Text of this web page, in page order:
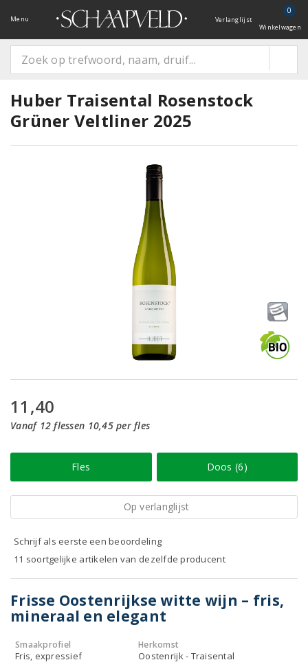
Menu Verlanglijst
0
Winkelwagen
Huber Traisental Rosenstock
Grüner Veltliner 2025
11,40
Vanaf 12 flessen 10,45 per fles
Fles Doos (6)
Op verlanglijst
Schrijf als eerste een beoordeling
11 soortgelijke artikelen van dezelfde producent
Frisse Oostenrijkse witte wijn – fris,
mineraal en elegant
Smaakprofiel
Fris, expressief
Herkomst
Oostenrijk - Traisental